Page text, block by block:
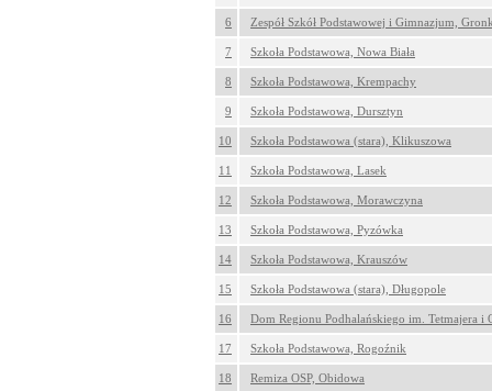
6 Zespół Szkół Podstawowej i Gimnazjum,
7 Szkoła Podstawowa, Nowa Biała
8 Szkoła Podstawowa, Krempachy
9 Szkoła Podstawowa, Dursztyn
10 Szkoła Podstawowa (stara), Klikuszowa
11 Szkoła Podstawowa, Lasek
12 Szkoła Podstawowa, Morawczyna
13 Szkoła Podstawowa, Pyzówka
14 Szkoła Podstawowa, Krauszów
15 Szkoła Podstawowa (stara), Długopole
16 Dom Regionu Podhalańskiego im. Tetmajera i
17 Szkoła Podstawowa, Rogoźnik
18 Remiza OSP, Obidowa